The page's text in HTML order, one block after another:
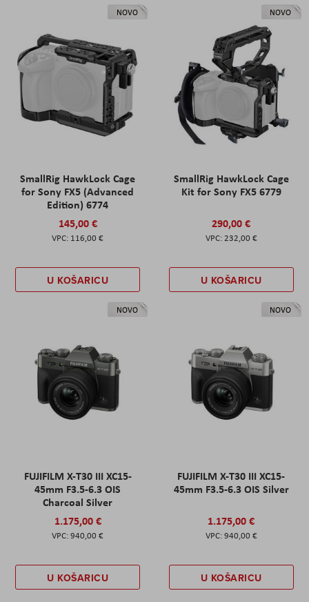
NOVO
SmallRig HawkLock Cage
for Sony FX5 (Advanced
Edition) 6774
145,00 €
116,00 €
U KOŠARICU
NOVO
SmallRig HawkLock Cage
Kit for Sony FX5 6779
290,00 €
232,00 €
U KOŠARICU
NOVO
FUJIFILM X-T30 III XC15-
45mm F3.5-6.3 OIS
Charcoal Silver
1.175,00 €
940,00 €
U KOŠARICU
NOVO
FUJIFILM X-T30 III XC15-
45mm F3.5-6.3 OIS Silver
1.175,00 €
940,00 €
U KOŠARICU